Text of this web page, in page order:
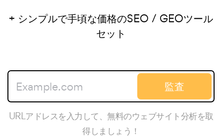
+ シンプルで手頃な価格のSEO / GEOツール
セット
監査
URLアドレスを入力して、無料のウェブサイト分析を取
得しましょう！